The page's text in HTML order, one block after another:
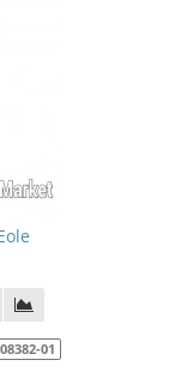
01